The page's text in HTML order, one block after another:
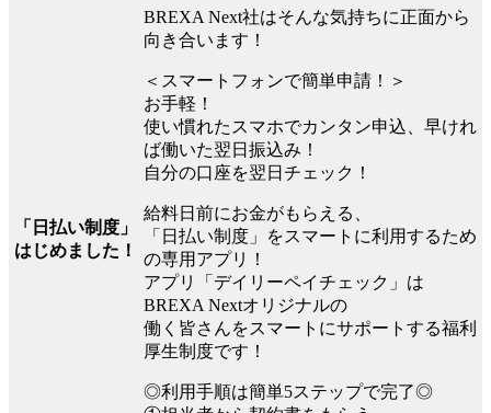
「日払い制度」
はじめました！
BREXA Next社はそんな気持ちに正面から
向き合います！
＜スマートフォンで簡単申請！＞
お手軽！
使い慣れたスマホでカンタン申込、早けれ
ば働いた翌日振込み！
自分の口座を翌日チェック！
給料日前にお金がもらえる、
「日払い制度」をスマートに利用するため
の専用アプリ！
アプリ「デイリーペイチェック」は
BREXA Nextオリジナルの
働く皆さんをスマートにサポートする福利
厚生制度です！
◎利用手順は簡単5ステップで完了◎